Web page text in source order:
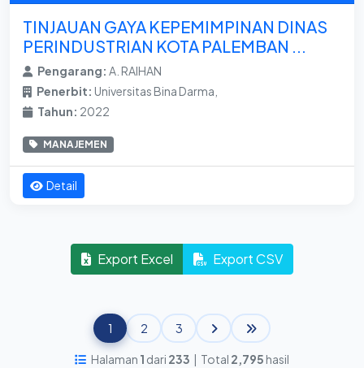
TINJAUAN GAYA KEPEMIMPINAN DINAS
PERINDUSTRIAN KOTA PALEMBAN ...
Pengarang: A. RAIHAN
Penerbit: Universitas Bina Darma,
Tahun: 2022
MANAJEMEN
Detail
Export Excel Export CSV
1 2 3
Halaman 1 dari 233 | Total 2,795 hasil